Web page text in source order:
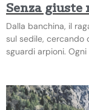
Senza giuste
Dalla banchina, il
sul sedile, cercando
sguardi arpioni. Ogni